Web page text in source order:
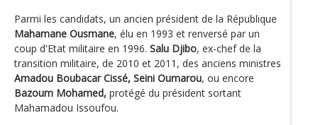
Parmi les candidats, un ancien président de la République
Mahamane Ousmane, élu en 1993 et renversé par un
coup d'Etat militaire en 1996. Salu Djibo, ex-chef de la
transition militaire, de 2010 et 2011, des anciens ministres
Amadou Boubacar Cissé, Seini Oumarou, ou encore
Bazoum Mohamed, protégé du président sortant
Mahamadou Issoufou.